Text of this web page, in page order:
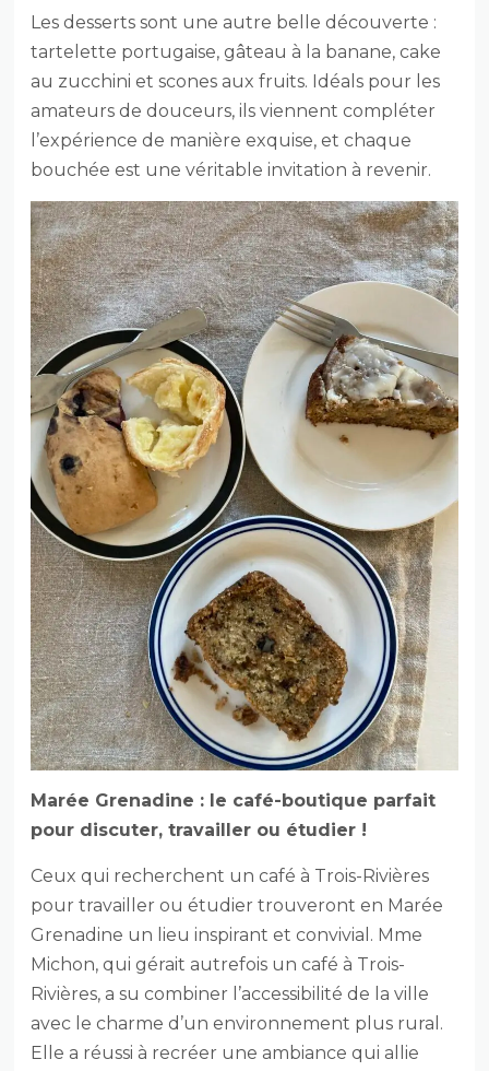
Les desserts sont une autre belle découverte :
tartelette portugaise, gâteau à la banane, cake
au zucchini et scones aux fruits. Idéals pour les
amateurs de douceurs, ils viennent compléter
l’expérience de manière exquise, et chaque
bouchée est une véritable invitation à revenir.
Marée Grenadine : le café-boutique parfait
pour discuter, travailler ou étudier !
Ceux qui recherchent un café à Trois-Rivières
pour travailler ou étudier trouveront en Marée
Grenadine un lieu inspirant et convivial. Mme
Michon, qui gérait autrefois un café à Trois-
Rivières, a su combiner l’accessibilité de la ville
avec le charme d’un environnement plus rural.
Elle a réussi à recréer une ambiance qui allie